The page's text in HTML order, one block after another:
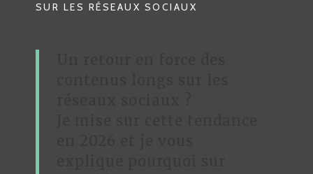
SUR LES RÉSEAUX SOCIAUX